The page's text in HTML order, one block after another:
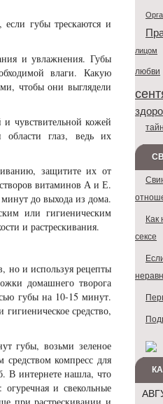
губы трескаются и
и увлажнения. Губы
влаги. Какую
чтобы они выглядели
чувствительной кожей
области глаз, ведь их
защитите их от
витаминов А и Е.
до выхода из дома.
или гигиеническим
и растрескивания.
но и используя рецепты
домашнего творога
губы на 10-15 минут.
средство,
губы, возьми зеленое
компресс для
В интернете нашла, что
и свекольные
лицом
любви
Как
сексе